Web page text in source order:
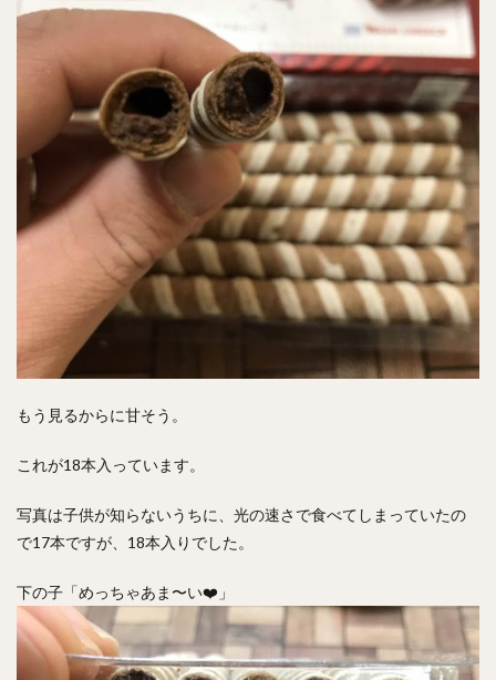
もう見るからに甘そう。
これが18本入っています。
写真は子供が知らないうちに、光の速さで食べてしまっていたの
で17本ですが、18本入りでした。
下の子「めっちゃあま〜い❤️」